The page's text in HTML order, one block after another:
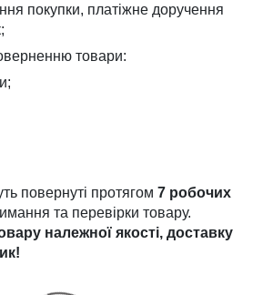
покупки, платіжне доручення
товари:
повернуті протягом 7 робочих
та перевірки товару.
належної якості, доставку